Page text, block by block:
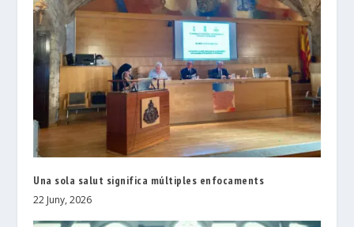
Una sola salut significa múltiples enfocaments
22 Juny, 2026